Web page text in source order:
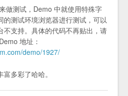
做测试，Demo 中就使用特殊字
的测试环境浏览器进行测试，可以
不支持。具体的代码不再贴出，请
地址：
demo/1927/
多彩了哈哈。